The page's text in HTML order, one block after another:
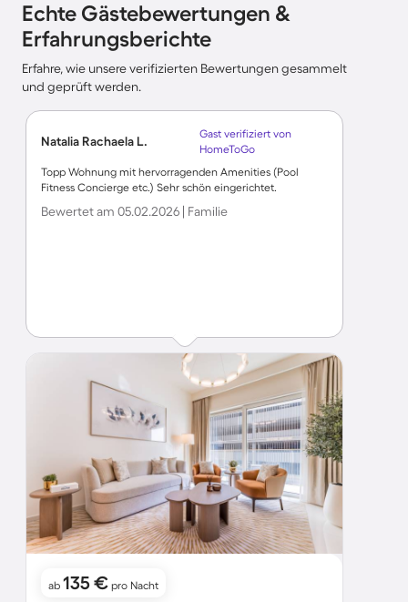
Echte Gästebewertungen &
Erfahrungsberichte
Erfahre, wie unsere verifizierten Bewertungen gesammelt
und geprüft werden.
Natalia Rachaela L.
Gast verifiziert von
HomeToGo
Topp Wohnung mit hervorragenden Amenities (Pool
Fitness Concierge etc.) Sehr schön eingerichtet.
Bewertet am 05.02.2026 | Familie
ab 135 € pro Nacht